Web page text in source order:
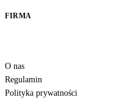
FIRMA
O nas
Regulamin
Polityka prywatności